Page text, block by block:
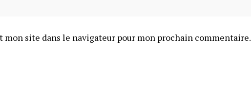
site dans le navigateur pour mon prochain commentaire.